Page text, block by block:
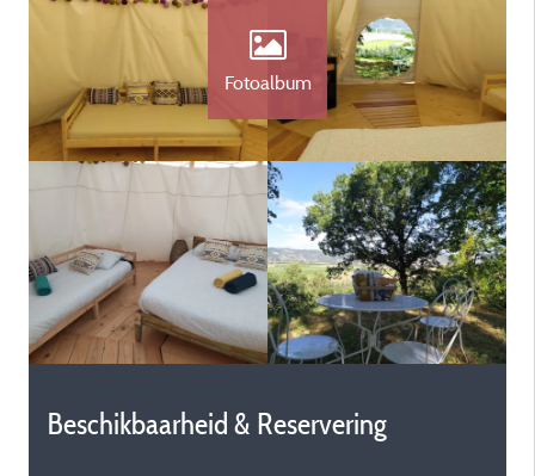
Fotoalbum
Beschikbaarheid & Reservering